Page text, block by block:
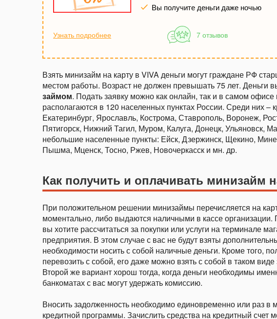
Вы получите деньги даже ночью
Узнать подробнее 7 отзывов
Взять минизайм на карту в VIVA деньги могут граждане РФ
местом работы. Возраст не должен превышать 75 лет. Деньги
займом. Подать заявку можно как онлайн, так и в самом офисе
располагаются в 120 населенных пунктах России. Среди них –
Екатеринбург, Ярославль, Кострома, Ставрополь, Воронеж,
Пятигорск, Нижний Тагил, Муром, Калуга, Донецк, Ульяновск,
небольшие населенные пункты: Ейск, Дзержинск, Щекино,
Пышма, Мценск, Тосно, Ржев, Новочеркасск и мн. др.
Как получить и оплачивать минизайм
При положительном решении минизаймы перечисляется на
моментально, либо выдаются наличными в кассе организации.
вы хотите рассчитаться за покупки или услуги на терминале
предприятия. В этом случае с вас не будут взяты
необходимости носить с собой наличные деньги. Кроме того,
перевозить с собой, его даже можно взять с собой в таком виде
Второй же вариант хорош тогда, когда деньги необходимы
банкоматах с вас могут удержать комиссию.
Вносить задолженность необходимо единовременно или раз в
кредитной программы. Зачислить средства на кредитный